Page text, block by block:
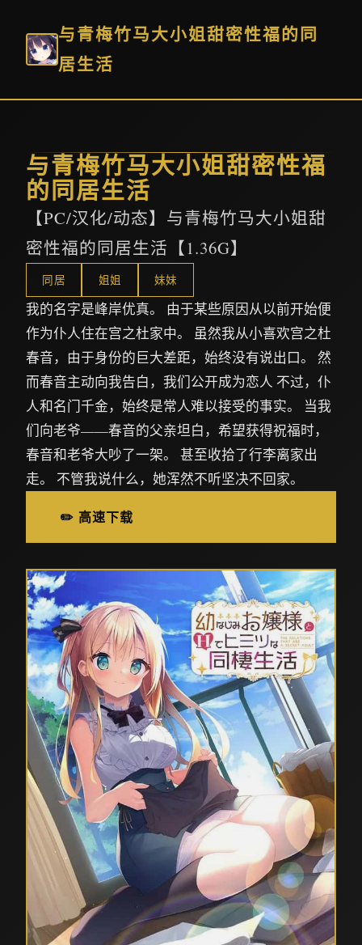
与青梅竹马大小姐甜密性福的同
居生活
与青梅竹马大小姐甜密性福
的同居生活
【PC/汉化/动态】与青梅竹马大小姐甜
密性福的同居生活【1.36G】
同居 姐姐 妹妹
我的名字是峰岸优真。 由于某些原因从以前开始便
作为仆人住在宫之杜家中。 虽然我从小喜欢宫之杜
春音，由于身份的巨大差距，始终没有说出口。 然
而春音主动向我告白，我们公开成为恋人 不过，仆
人和名门千金，始终是常人难以接受的事实。 当我
们向老爷——春音的父亲坦白，希望获得祝福时，
春音和老爷大吵了一架。 甚至收拾了行李离家出
走。 不管我说什么，她浑然不听坚决不回家。
✏️ 高速下载